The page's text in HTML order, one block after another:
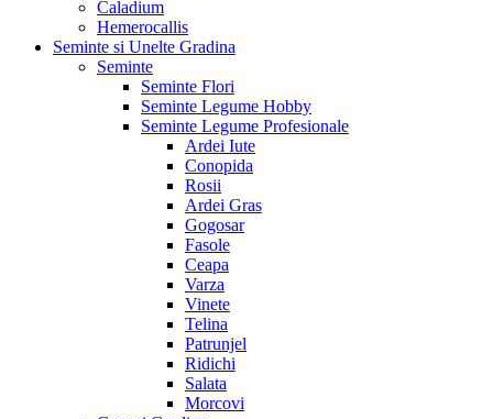
Caladium
Hemerocallis
Seminte si Unelte Gradina
Seminte
Seminte Flori
Seminte Legume Hobby
Seminte Legume Profesionale
Ardei Iute
Conopida
Rosii
Ardei Gras
Gogosar
Fasole
Ceapa
Varza
Vinete
Telina
Patrunjel
Ridichi
Salata
Morcovi